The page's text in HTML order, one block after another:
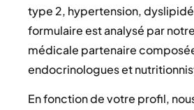
type 2, hypertension,
formulaire est analysé par
médicale partenaire
endocrinologues et
En fonction de votre profil,